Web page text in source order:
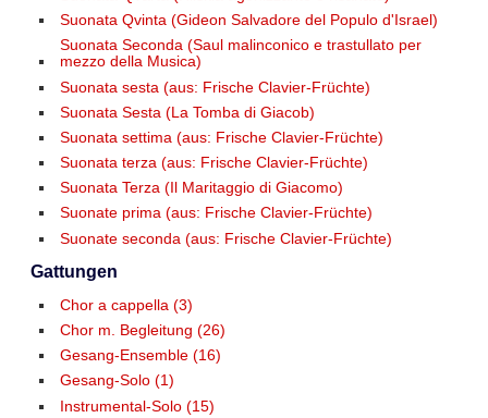
Suonata Qvinta (Gideon Salvadore del Populo d'Israel)
Suonata Seconda (Saul malinconico e trastullato per
mezzo della Musica)
Suonata sesta (aus: Frische Clavier-Früchte)
Suonata Sesta (La Tomba di Giacob)
Suonata settima (aus: Frische Clavier-Früchte)
Suonata terza (aus: Frische Clavier-Früchte)
Suonata Terza (Il Maritaggio di Giacomo)
Suonate prima (aus: Frische Clavier-Früchte)
Suonate seconda (aus: Frische Clavier-Früchte)
Gattungen
Chor a cappella (3)
Chor m. Begleitung (26)
Gesang-Ensemble (16)
Gesang-Solo (1)
Instrumental-Solo (15)